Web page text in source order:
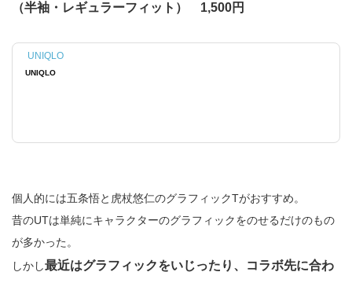
（半袖・レギュラーフィット） 1,500円
UNIQLO
UNIQLO
個人的には五条悟と虎杖悠仁のグラフィックTがおすすめ。
昔のUTは単純にキャラクターのグラフィックをのせるだけのもの
が多かった。
しかし最近はグラフィックをいじったり、コラボ先に合わ